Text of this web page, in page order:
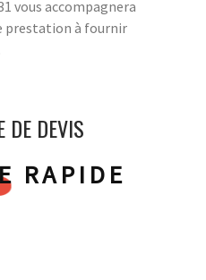
vous accompagnera
prestation à fournir
DE DEVIS
RAPIDE